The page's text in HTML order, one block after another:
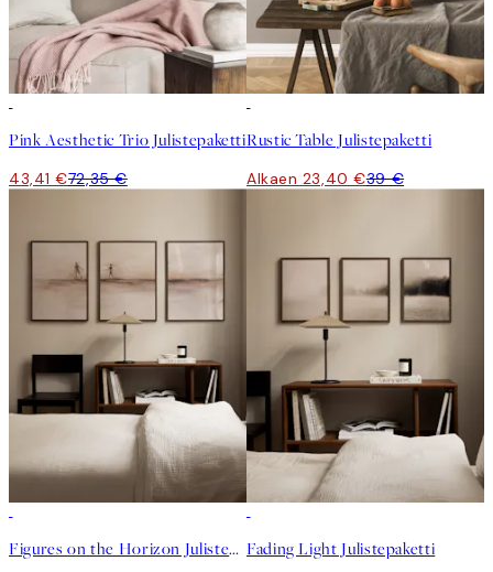
Pink Aesthetic Trio Julistepaketti
43,41 €72,35 €
Rustic Table Julistepaketti
Alkaen 23,40 €39 €
Figures on the Horizon Julistepaketti Fading Light Julistepaketti